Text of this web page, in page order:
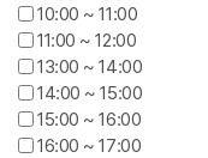
10:00 ~ 11:00
11:00 ~ 12:00
13:00 ~ 14:00
14:00 ~ 15:00
15:00 ~ 16:00
16:00 ~ 17:00